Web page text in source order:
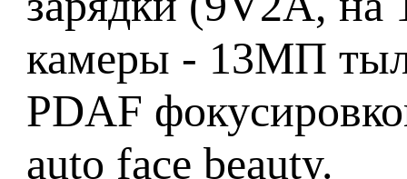
камеры - 13МП
PDAF
auto face beauty.